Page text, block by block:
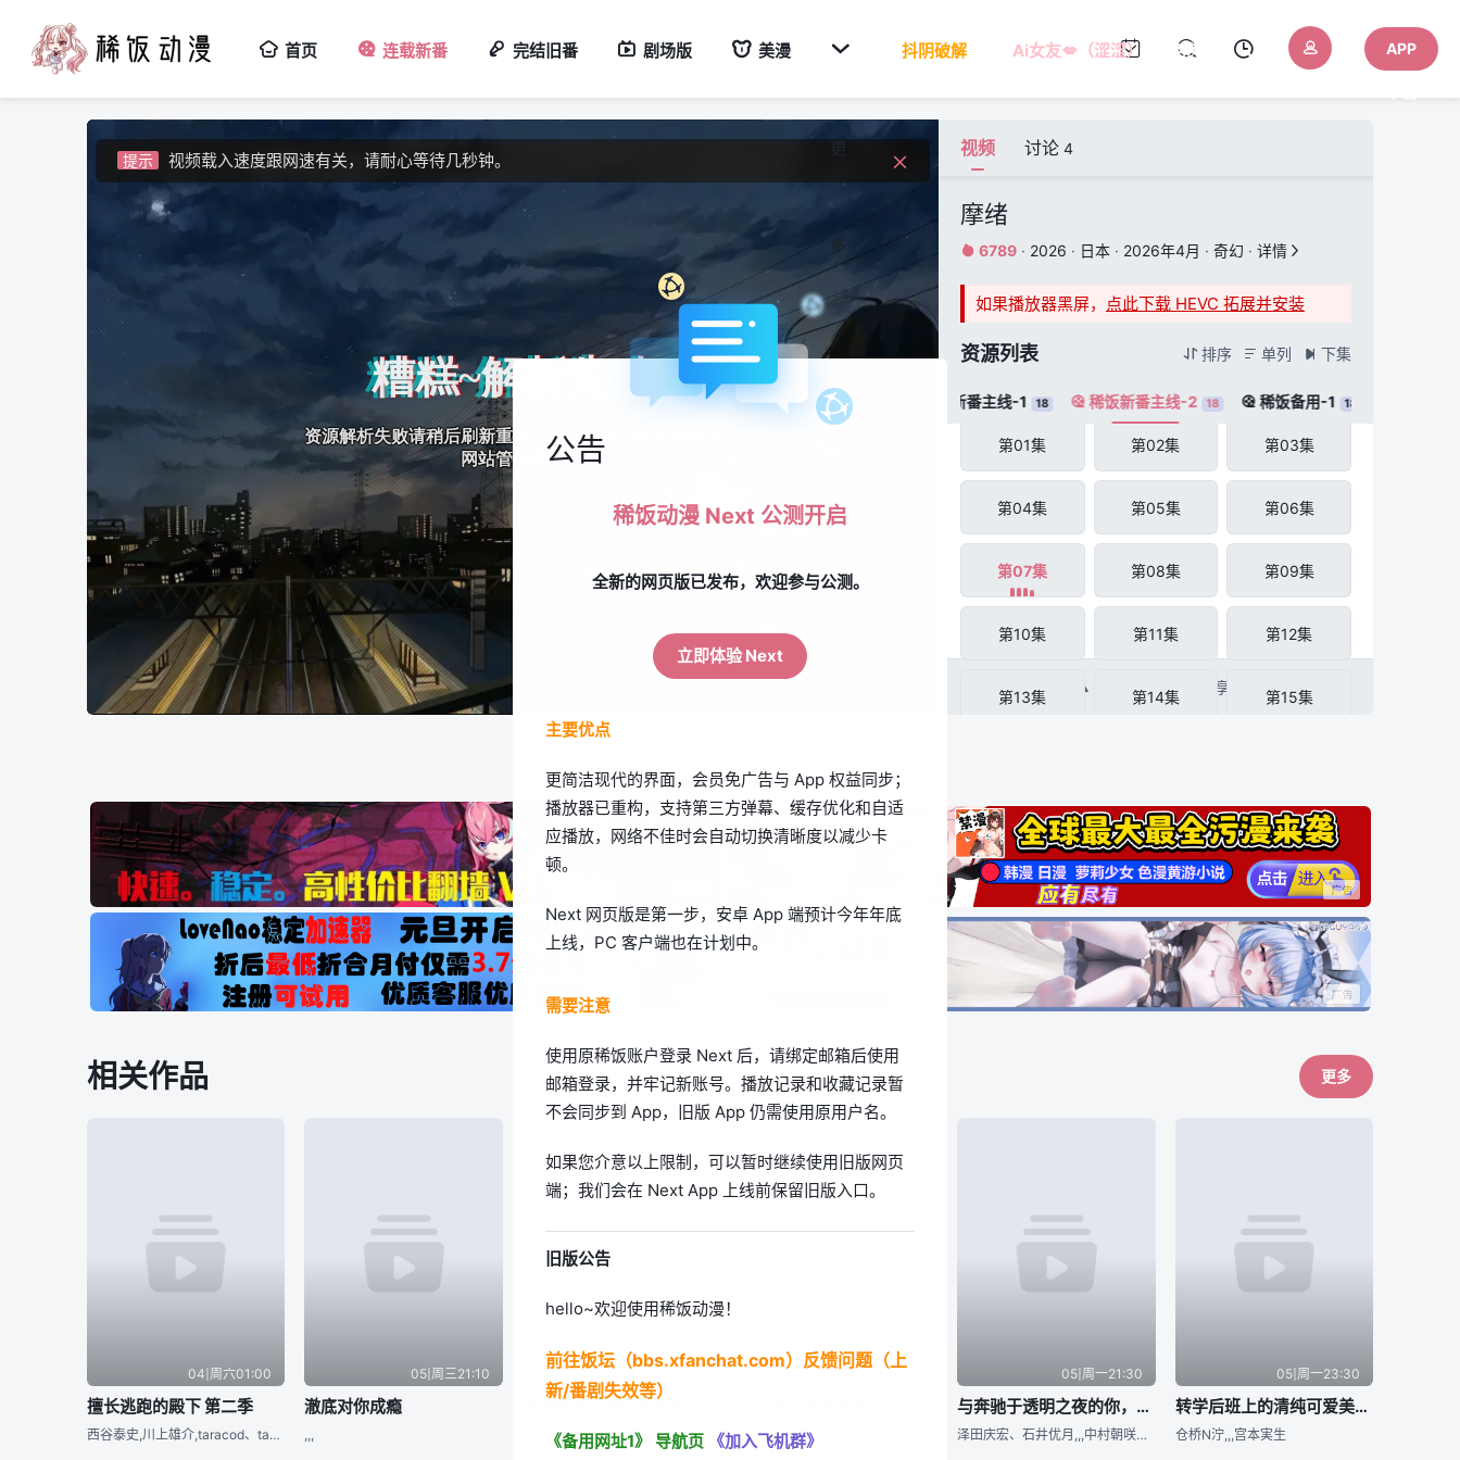
首页 连载新番 完结旧番 剧场版 美漫 
多
抖阴破解 Ai女友💋（涩涩） AI色色 APP
提示 如果无法播放请安装HEVC拓展，具体请百度
提示 视频载入速度跟网速有关，请耐心等待几秒钟。
提示 如果无法播放请安装HEVC拓展，具体请百度
视频 讨论 4
摩绪
 6789 · 2026 · 日本 · 2026年4月 · 奇幻 · 详情 
收藏   分享  小技巧
如果播放器黑屏， 点此下载 HEVC 拓展并安装
资源列表  排序  单列  下集
稀饭新番主线-1 18  稀饭新番主线-2 18  稀饭备用-1 18
第01集 第02集 第03集
第04集 第05集 第06集
第07集 第08集 第09集
第10集 第11集 第12集
第13集 第14集 第15集
相关作品 更多
04|周六01:00
擅长逃跑的殿下 第二季
西谷泰史,川上雄介,taracod、takao,小岛あゆみ
05|周三21:10
澈底对你成瘾
,,,
05|周二21:30 05|周日22:30
冈村公平,,,高山真绪
05|周一21:30
与奔驰于透明之夜的你，谈一场看不见的恋爱。
泽田庆宏、石井优月,,,中村朝咲；美术监修：増山修
05|周一23:30
转学后班上的清纯可爱美少女，竟是小时候玩在一起的哥们儿
仓桥N泞,,,宫本実生
公告
稀饭动漫 Next 公测开启
全新的网页版已发布，欢迎参与公测。
立即体验 Next
主要优点
更简洁现代的界面，会员免广告与 App 权益同步；
播放器已重构，支持第三方弹幕、缓存优化和自适
应播放，网络不佳时会自动切换清晰度以减少卡
顿。
Next 网页版是第一步，安卓 App 端预计今年年底
上线，PC 客户端也在计划中。
需要注意
使用原稀饭账户登录 Next 后，请绑定邮箱后使用
邮箱登录，并牢记新账号。播放记录和收藏记录暂
不会同步到 App，旧版 App 仍需使用原用户名。
如果您介意以上限制，可以暂时继续使用旧版网页
端；我们会在 Next App 上线前保留旧版入口。
旧版公告
hello~欢迎使用稀饭动漫！
前往饭坛（bbs.xfanchat.com）反馈问题（上
新/番剧失效等）
《备用网址1》 导航页 《加入飞机群》